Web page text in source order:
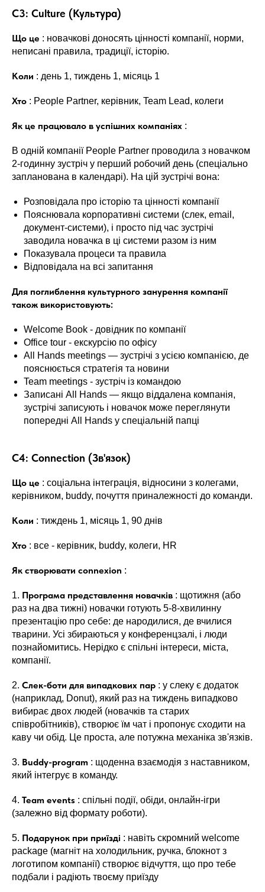
C3: Culture (Культура)
Що це : новачкові доносять цінності компанії, норми,
неписані правила, традиції, історію.
Коли : день 1, тиждень 1, місяць 1
Хто : People Partner, керівник, Team Lead, колеги
Як це працювало в успішних компаніях :
В одній компанії People Partner проводила з новачком
2-годинну зустріч у перший робочий день (спеціально
запланована в календарі). На цій зустрічі вона:
Розповідала про історію та цінності компанії
Пояснювала корпоративні системи (слек, email,
документ-системи), і просто під час зустрічі
заводила новачка в ці системи разом із ним
Показувала процеси та правила
Відповідала на всі запитання
Для поглиблення культурного занурення компанії
також використовують:
Welcome Book - довідник по компанії
Office tour - екскурсію по офісу
All Hands meetings — зустрічі з усією компанією, де
пояснюється стратегія та новини
Team meetings - зустріч із командою
Записані All Hands — якщо віддалена компанія,
зустрічі записують і новачок може переглянути
попередні All Hands у спеціальній папці
C4: Connection (Зв'язок)
Що це : соціальна інтеграція, відносини з колегами,
керівником, buddy, почуття приналежності до команди.
Коли : тиждень 1, місяць 1, 90 днів
Хто : все - керівник, buddy, колеги, HR
Як створювати connexion :
1. Програма представлення новачків : щотижня (або
раз на два тижні) новачки готують 5-8-хвилинну
презентацію про себе: де народилися, де вчилися
тварини. Усі збираються у конференцзалі, і люди
познайомитись. Нерідко є спільні інтереси, міста,
компанії.
2. Слек-боти для випадкових пар : у слеку є додаток
(наприклад, Donut), який раз на тиждень випадково
вибирає двох людей (новачків та старих
співробітників), створює їм чат і пропонує сходити на
каву чи обід. Це проста, але потужна механіка зв'язків.
3. Buddy-program : щоденна взаємодія з наставником,
який інтегрує в команду.
4. Team events : спільні події, обіди, онлайн-ігри
(залежно від формату роботи).
5. Подарунок при приїзді : навіть скромний welcome
package (магніт на холодильник, ручка, блокнот з
логотипом компанії) створює відчуття, що про тебе
подбали і радіють твоєму приїзду